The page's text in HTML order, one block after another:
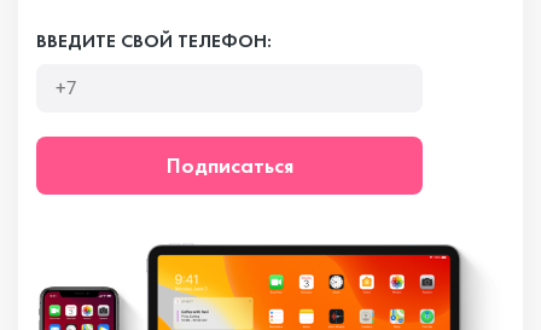
ВВЕДИТЕ СВОЙ ТЕЛЕФОН:
Подписаться